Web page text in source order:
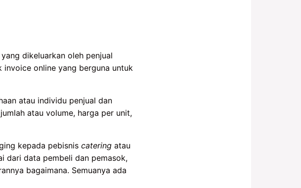
dikeluarkan oleh penjual
online yang berguna untuk
atau individu penjual dan
atau volume, harga per unit,
kepada pebisniscatering atau
dari data pembeli dan pemasok,
bagaimana. Semuanya ada